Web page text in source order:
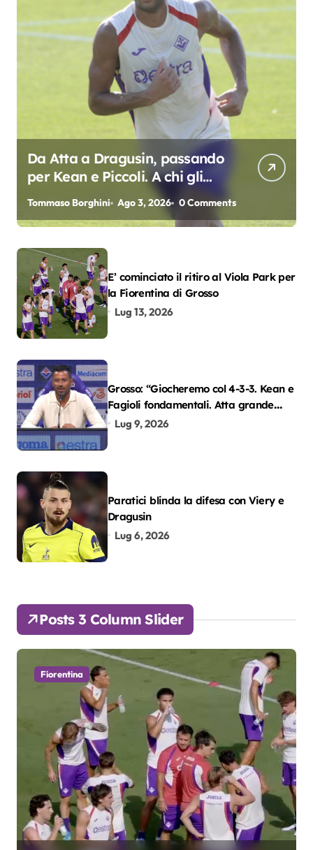
Da Atta a Dragusin, passando
per Kean e Piccoli. A chi gli
oscar del precampionato?
Tommaso Borghini Ago 3, 2026 0 Comments
E’ cominciato il ritiro al Viola Park per
la Fiorentina di Grosso
Lug 13, 2026
Grosso: “Giocheremo col 4-3-3. Kean e
Fagioli fondamentali. Atta grande
colpo”
Lug 9, 2026
Paratici blinda la difesa con Viery e
Dragusin
Lug 6, 2026
Posts 3 Column Slider
Fiorentina